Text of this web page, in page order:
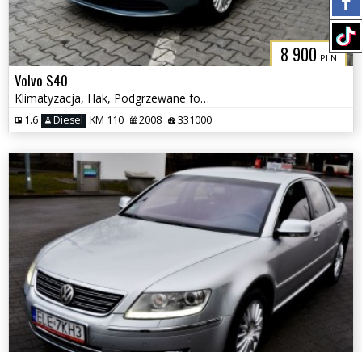
8 900 PLN
Volvo S40
Klimatyzacja, Hak, Podgrzewane fotele, Tempomat
1.6 Diesel KM 110 2008 331000